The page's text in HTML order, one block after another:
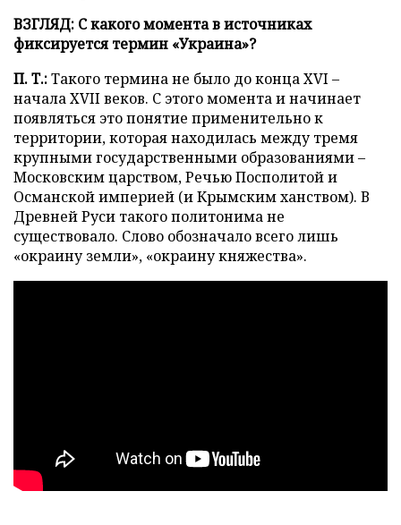
ВЗГЛЯД: С какого момента в источниках
фиксируется термин «Украина»?
П. Т.:Такого термина не было до конца XVI –
начала XVII веков. С этого момента и начинает
появляться это понятие применительно к
территории, которая находилась между тремя
крупными государственными образованиями –
Московским царством, Речью Посполитой и
Османской империей (и Крымским ханством). В
Древней Руси такого политонима не
существовало. Слово обозначало всего лишь
«окраину земли», «окраину княжества».